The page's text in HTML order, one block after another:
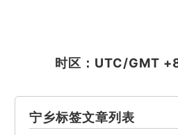
时区：UTC/GMT
宁乡标签文章列表